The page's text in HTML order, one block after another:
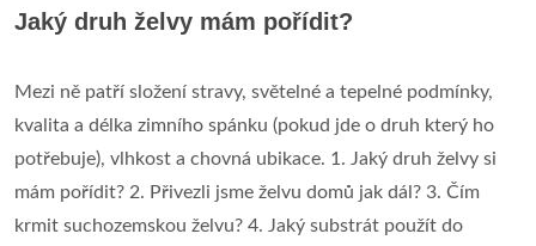
Jaký druh želvy mám pořídit?
Mezi ně patří složení stravy, světelné a tepelné podmínky,
kvalita a délka zimního spánku (pokud jde o druh který ho
potřebuje), vlhkost a chovná ubikace. 1. Jaký druh želvy si
mám pořídit? 2. Přivezli jsme želvu domů jak dál? 3. Čím
krmit suchozemskou želvu? 4. Jaký substrát použít do